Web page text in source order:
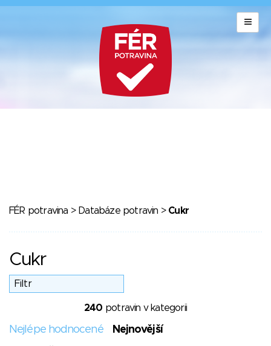
FÉR potravina > Databáze potravin > Cukr
Cukr
240 potravin v kategorii
Nejlépe hodnocené Nejnovější